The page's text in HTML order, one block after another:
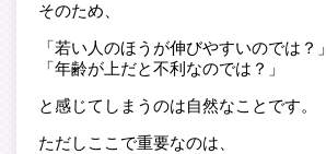
そのため、
「若い人のほうが伸びやすいのでは？」
「年齢が上だと不利なのでは？」
と感じてしまうのは自然なことです。
ただしここで重要なのは、